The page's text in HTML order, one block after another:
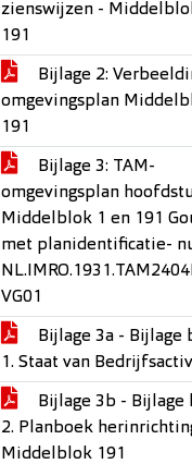
zienswijzen -
191
Bijlage 2:
omgevingsplan
191
Bijlage 3: TAM-
omgevingsplan
Middelblok 1 en 191
met planidentificatie-
VG01
Bijlage 3a - Bijlage
1. Staat van
Bijlage 3b - Bijlage
2. Planboek
Middelblok 191